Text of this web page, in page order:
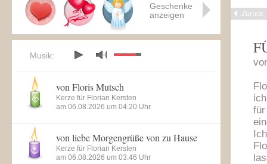
Zurück
Geschenke
anzeigen
Musik:
von Floris Mutsch
Kerze für Florian Kersten
am 06.08.2026 um 04:20 Uhr
von liebe Morgengrüße von zu Hause
Kerze für Florian Kersten
am 06.08.2026 um 03:46 Uhr